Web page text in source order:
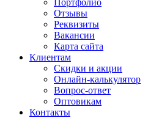
Портфолио
Отзывы
Реквизиты
Вакансии
Карта сайта
Клиентам
Скидки и акции
Онлайн-калькулятор
Вопрос-ответ
Оптовикам
Контакты